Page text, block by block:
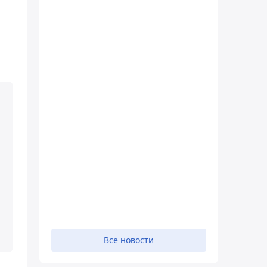
Все новости